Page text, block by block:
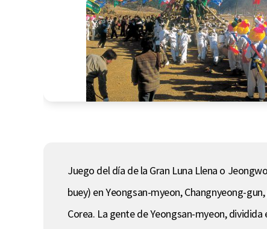
Juego del día de la Gran Luna Llena o
buey) en Yeongsan-myeon, Changnyeong-
Corea. La gente de Yeongsan-myeon,